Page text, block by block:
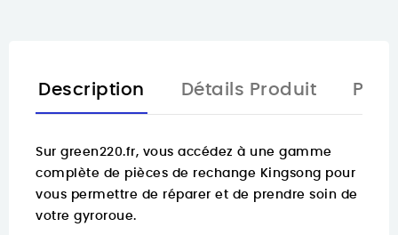
Description Détails Produit
Sur green220.fr, vous accédez à une gamme
complète de pièces de rechange Kingsong pour
vous permettre de réparer et de prendre soin de
votre gyroroue.